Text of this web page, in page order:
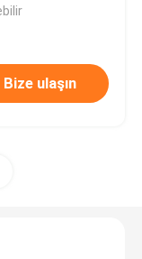
Bize ulaşın